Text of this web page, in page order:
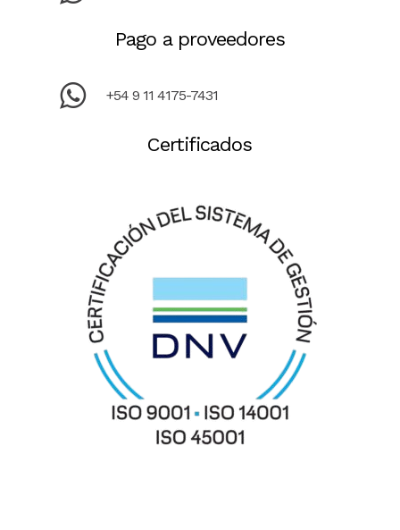
Pago a proveedores
+54 9 11 4175-7431
Certificados